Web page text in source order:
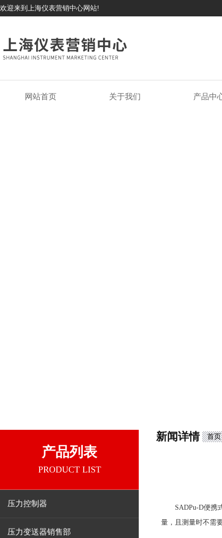
欢迎来到上海仪表营销中心网站!
网站首页 关于我们 产品中
产品列表
PRODUCT LIST
压力控制器
压力变送器销售部
新闻详情 首页
SADPu-D便携
量，且测量时不需